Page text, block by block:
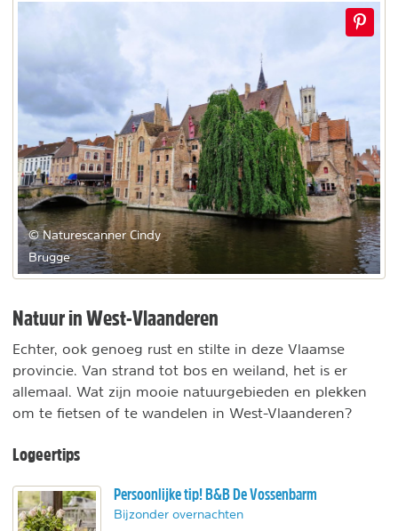
© Naturescanner Cindy
Brugge
Natuur in West-Vlaanderen
Echter, ook genoeg rust en stilte in deze Vlaamse
provincie. Van strand tot bos en weiland, het is er
allemaal. Wat zijn mooie natuurgebieden en plekken
om te fietsen of te wandelen in West-Vlaanderen?
Logeertips
Persoonlijke tip! B&B De Vossenbarm
Bijzonder overnachten